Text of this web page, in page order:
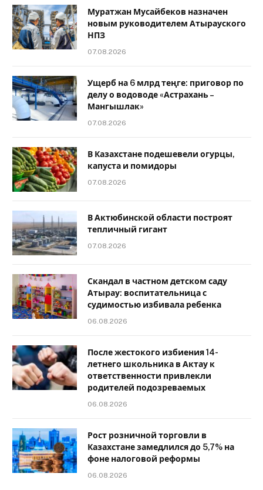
Муратжан Мусайбеков назначен
новым руководителем Атырауского
НПЗ
07.08.2026
Ущерб на 6 млрд теңге: приговор по
делу о водоводе «Астрахань –
Мангышлак»
07.08.2026
В Казахстане подешевели огурцы,
капуста и помидоры
07.08.2026
В Актюбинской области построят
тепличный гигант
07.08.2026
Скандал в частном детском саду
Атырау: воспитательница с
судимостью избивала ребенка
06.08.2026
После жестокого избиения 14-
летнего школьника в Актау к
ответственности привлекли
родителей подозреваемых
06.08.2026
Рост розничной торговли в
Казахстане замедлился до 5,7% на
фоне налоговой реформы
06.08.2026